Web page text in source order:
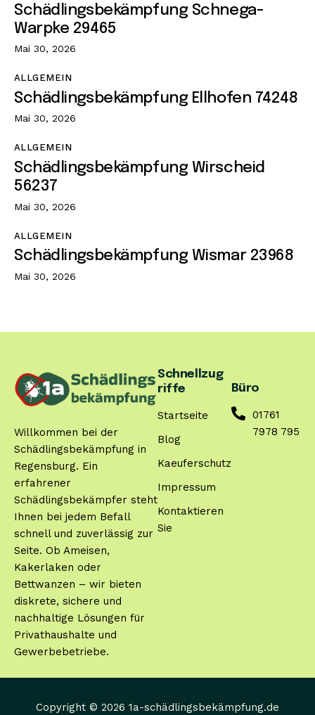
Schädlingsbekämpfung Schnega-
Warpke 29465
Mai 30, 2026
ALLGEMEIN
Schädlingsbekämpfung Ellhofen 74248
Mai 30, 2026
ALLGEMEIN
Schädlingsbekämpfung Wirscheid
56237
Mai 30, 2026
ALLGEMEIN
Schädlingsbekämpfung Wismar 23968
Mai 30, 2026
Willkommen bei der
Schädlingsbekämpfung in
Regensburg. Ein
erfahrener
Schädlingsbekämpfer steht
Ihnen bei jedem Befall
schnell und zuverlässig zur
Seite. Ob Ameisen,
Kakerlaken oder
Bettwanzen – wir bieten
diskrete, sichere und
nachhaltige Lösungen für
Privathaushalte und
Gewerbebetriebe.
Schnellzug
riffe
Startseite
Blog
Kaeuferschutz
Impressum
Kontaktieren
Sie
Büro
01761
7978 795
Copyright © 2026 1a-schädlingsbekämpfung.de